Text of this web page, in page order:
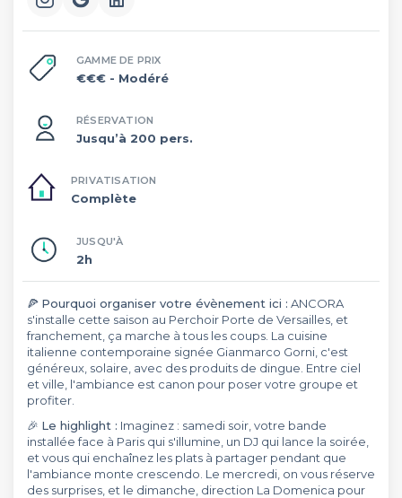
GAMME DE PRIX
€€€ - Modéré
RÉSERVATION
Jusqu’à 200 pers.
PRIVATISATION
Complète
JUSQU'À
2h
🍕 Pourquoi organiser votre évènement ici : ANCORA
s'installe cette saison au Perchoir Porte de Versailles, et
franchement, ça marche à tous les coups. La cuisine
italienne contemporaine signée Gianmarco Gorni, c'est
généreux, solaire, avec des produits de dingue. Entre ciel
et ville, l'ambiance est canon pour poser votre groupe et
profiter.
🎉 Le highlight : Imaginez : samedi soir, votre bande
installée face à Paris qui s'illumine, un DJ qui lance la soirée,
et vous qui enchaînez les plats à partager pendant que
l'ambiance monte crescendo. Le mercredi, on vous réserve
des surprises, et le dimanche, direction La Domenica pour